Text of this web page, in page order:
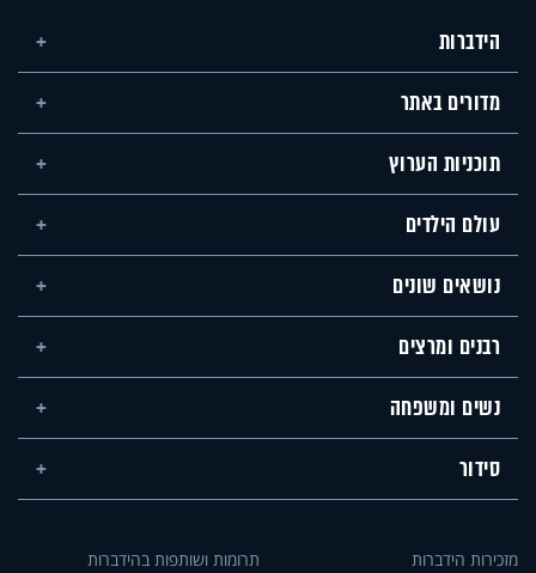
הידברות
מדורים באתר
תוכניות הערוץ
עולם הילדים
נושאים שונים
רבנים ומרצים
נשים ומשפחה
סידור
מזכירות הידברות תרומות ושותפות בהידברות